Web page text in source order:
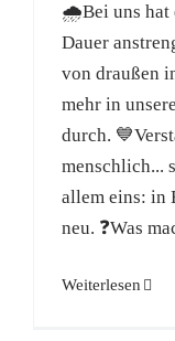
🌧Bei uns hat
Dauer
von draußen
mehr in
durch.
menschlich...
allem eins: in
neu. ❓Was
Weiterlesen